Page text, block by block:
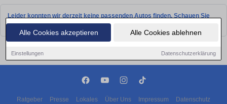
Alle Cookies akzeptieren Alle Cookies ablehnen
Einstellungen Datenschutzerklärung
Leider konnten wir derzeit keine passenden Autos finden. Schauen Sie
bald wieder vorbei!
Ratgeber Presse Lokales Über Uns Impressum Datenschutz